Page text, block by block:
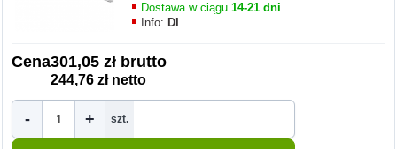
Dostawa w ciągu14-21 dni
Info: DI
Cena301,05 zł brutto
244,76 zł netto
- + szt.